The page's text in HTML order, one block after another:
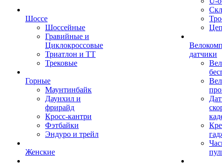
Шоссе
Шоссейные
Гравийные и
Циклокроссовые
Триатлон и ТТ
Трековые
Горные
Маунтинбайк
Даунхил и
фрирайд
Кросс-кантри
Фэтбайки
Эндуро и трейл
Женские
датчики